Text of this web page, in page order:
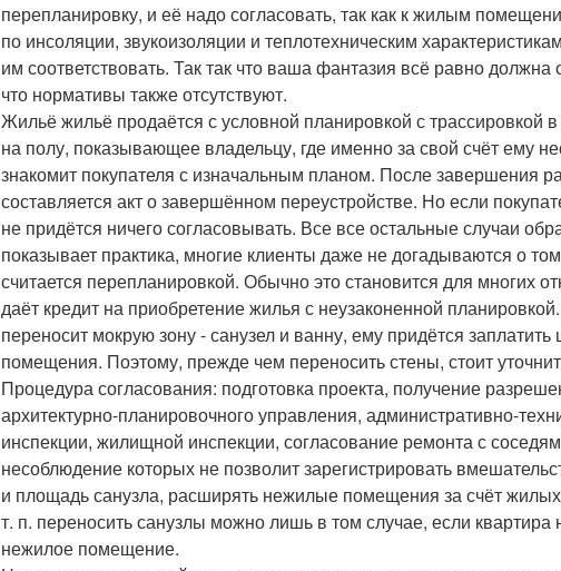
перепланировку, и её надо согласовать, так как к жилым
по инсоляции, звукоизоляции и теплотехническим
им соответствовать. Так так что ваша фантазия всё равно должна
что нормативы также отсутствуют.
Жильё жильё продаётся с условной планировкой с трассировкой
на полу, показывающее владельцу, где именно за свой счёт ему
знакомит покупателя с изначальным планом. После завершения
составляется акт о завершённом переустройстве. Но если
не придётся ничего согласовывать. Все все остальные случаи
показывает практика, многие клиенты даже не догадываются о
считается перепланировкой. Обычно это становится для многих
даёт кредит на приобретение жилья с неузаконенной
переносит мокрую зону - санузел и ванну, ему придётся
помещения. Поэтому, прежде чем переносить стены, стоит
Процедура согласования: подготовка проекта, получение
архитектурно-планировочного управления, административно-
инспекции, жилищной инспекции, согласование ремонта с
несоблюдение которых не позволит зарегистрировать
и площадь санузла, расширять нежилые помещения за счёт
т. п. переносить санузлы можно лишь в том случае, если
нежилое помещение.